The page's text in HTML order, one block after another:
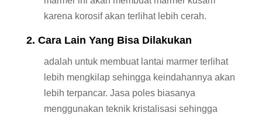
karena korosif akan terlihat lebih cerah.
2. Cara Lain Yang Bisa Dilakukan
adalah untuk membuat lantai marmer terlihat
lebih mengkilap sehingga keindahannya akan
lebih terpancar. Jasa poles biasanya
menggunakan teknik kristalisasi sehingga